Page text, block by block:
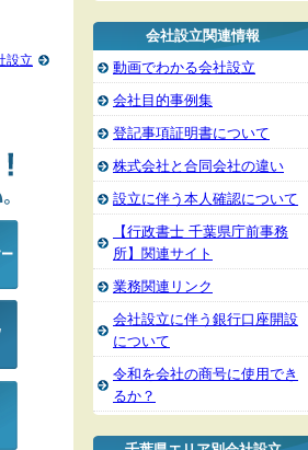
設立
会社設立関連情報
動画でわかる会社設立
会社目的事例集
登記事項証明書について
株式会社と合同会社の違い
設立に伴う本人確認について
【行政書士 千葉県庁前事務
所】関連サイト
業務関連リンク
会社設立に伴う銀行口座開設
について
令和を会社の商号に使用でき
るか？